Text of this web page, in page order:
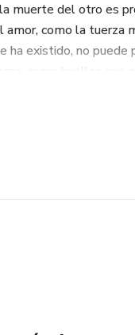
muerte del otro es
amor, como la tuerza
ha existido, no
como huellas que
al integrarse, son